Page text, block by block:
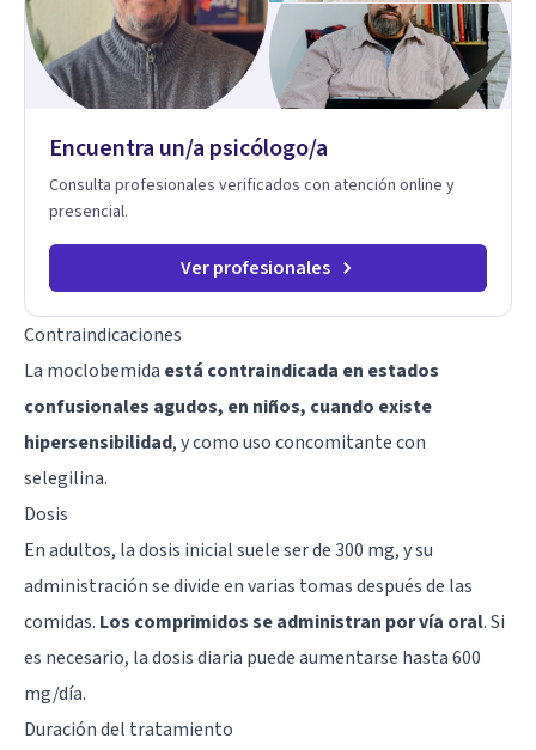
Encuentra un/a psicólogo/a
Consulta profesionales verificados con atención online y
presencial.
Ver profesionales
Contraindicaciones
La moclobemida está contraindicada en estados
confusionales agudos, en niños, cuando existe
hipersensibilidad, y como uso concomitante con
selegilina.
Dosis
En adultos, la dosis inicial suele ser de 300 mg, y su
administración se divide en varias tomas después de las
comidas. Los comprimidos se administran por vía oral. Si
es necesario, la dosis diaria puede aumentarse hasta 600
mg/día.
Duración del tratamiento